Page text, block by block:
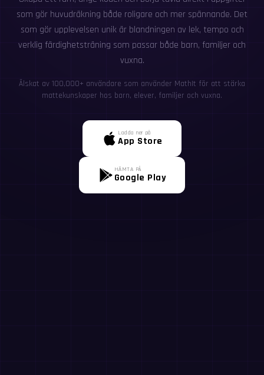
som gör huvudräkning både roligare och mer spännande. Det
som gör upplevelsen unik är blandningen av lek, tempo och
verklig färdighetsträning som passar både barn, familjer och
vuxna.
Älskat av 100,000+ användare som använder MathIt för att stärka
mattekunskaper hos barn, elever, familjer och vuxna.
Ladda ner på
App Store
HÄMTA PÅ
Google Play